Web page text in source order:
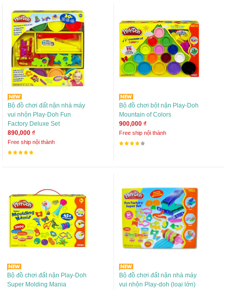
Bộ đồ chơi đất nặn nhà máy
vui nhộn Play-Doh Fun
Factory Deluxe Set
890,000 ₫
Free ship nội thành
Bộ đồ chơi bột nặn Play-Doh
Mountain of Colors
900,000 ₫
Free ship nội thành
Bộ đồ chơi đất nặn Play-Doh
Super Molding Mania
Bộ đồ chơi đất nặn nhà máy
vui nhộn Play-doh (loại lớn)